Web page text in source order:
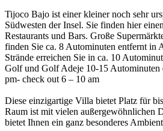
Tijoco Bajo ist einer kleiner noch sehr
Südwesten der Insel. Sie finden hier
Restaurants und Bars. Große
finden Sie ca. 8 Autominuten entfernt in
Strände erreichen Sie in ca. 10
Golf und Golf Adeje 10-15 Autominuten
pm- check out 6 – 10 am
Diese einzigartige Villa bietet Platz für
Raum ist mit vielen außergewöhnlichen
bietet Ihnen ein ganz besonderes